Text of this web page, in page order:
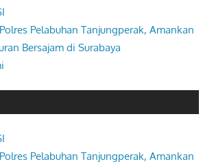
Pelabuhan Tanjungperak, Amankan
Bersajam di Surabaya
Pelabuhan Tanjungperak, Amankan